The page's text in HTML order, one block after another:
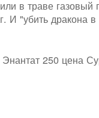
в траве
"убить дракона в
250 цена